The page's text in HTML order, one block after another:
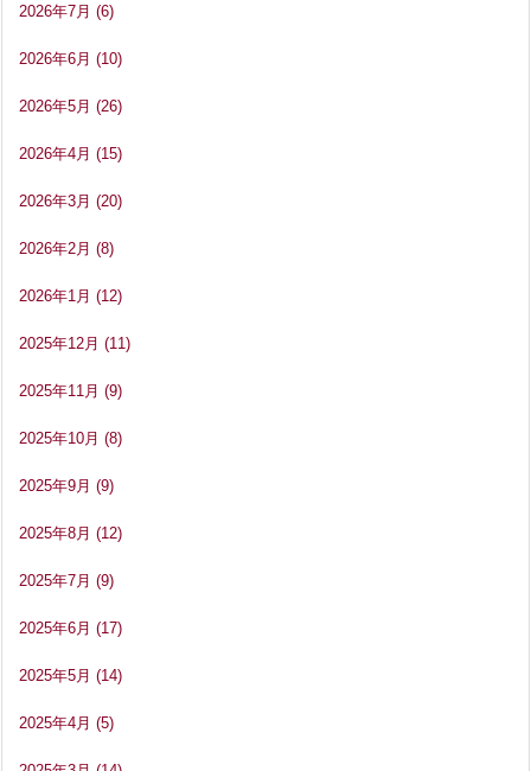
2026年7月 (6)
2026年6月 (10)
2026年5月 (26)
2026年4月 (15)
2026年3月 (20)
2026年2月 (8)
2026年1月 (12)
2025年12月 (11)
2025年11月 (9)
2025年10月 (8)
2025年9月 (9)
2025年8月 (12)
2025年7月 (9)
2025年6月 (17)
2025年5月 (14)
2025年4月 (5)